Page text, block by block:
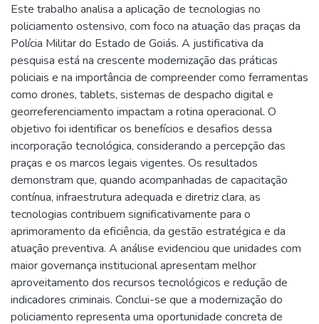
Este trabalho analisa a aplicação de tecnologias no
policiamento ostensivo, com foco na atuação das praças da
Polícia Militar do Estado de Goiás. A justificativa da
pesquisa está na crescente modernização das práticas
policiais e na importância de compreender como ferramentas
como drones, tablets, sistemas de despacho digital e
georreferenciamento impactam a rotina operacional. O
objetivo foi identificar os benefícios e desafios dessa
incorporação tecnológica, considerando a percepção das
praças e os marcos legais vigentes. Os resultados
demonstram que, quando acompanhadas de capacitação
contínua, infraestrutura adequada e diretriz clara, as
tecnologias contribuem significativamente para o
aprimoramento da eficiência, da gestão estratégica e da
atuação preventiva. A análise evidenciou que unidades com
maior governança institucional apresentam melhor
aproveitamento dos recursos tecnológicos e redução de
indicadores criminais. Conclui-se que a modernização do
policiamento representa uma oportunidade concreta de